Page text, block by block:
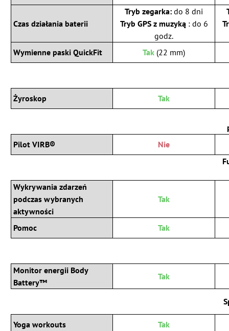
Czas działania baterii
Tryb zegarka: do 8 dni
Tryb GPS z muzyką : do 6
godz.
Wymienne paski QuickFit Tak (22 mm)
Żyroskop Tak
Pilot VIRB®
Nie
Wykrywania zdarzeń
podczas wybranych
aktywności
Tak
Pomoc Tak
Monitor energii Body
Battery™
Tak
Yoga workouts
Tak